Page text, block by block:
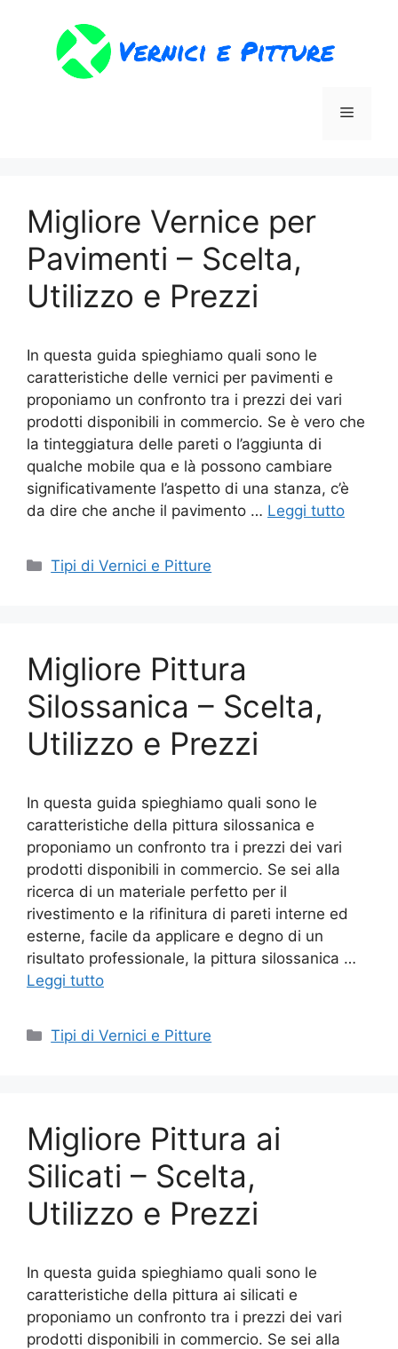
contenuto
Menu
Migliore Vernice per
Pavimenti – Scelta,
Utilizzo e Prezzi
In questa guida spieghiamo quali sono le
caratteristiche delle vernici per pavimenti e
proponiamo un confronto tra i prezzi dei vari
prodotti disponibili in commercio. Se è vero che
la tinteggiatura delle pareti o l’aggiunta di
qualche mobile qua e là possono cambiare
significativamente l’aspetto di una stanza, c’è
da dire che anche il pavimento … Leggi tutto
Categorie
Tipi di Vernici e Pitture
Migliore Pittura
Silossanica – Scelta,
Utilizzo e Prezzi
In questa guida spieghiamo quali sono le
caratteristiche della pittura silossanica e
proponiamo un confronto tra i prezzi dei vari
prodotti disponibili in commercio. Se sei alla
ricerca di un materiale perfetto per il
rivestimento e la rifinitura di pareti interne ed
esterne, facile da applicare e degno di un
risultato professionale, la pittura silossanica …
Leggi tutto
Categorie
Tipi di Vernici e Pitture
Migliore Pittura ai
Silicati – Scelta,
Utilizzo e Prezzi
In questa guida spieghiamo quali sono le
caratteristiche della pittura ai silicati e
proponiamo un confronto tra i prezzi dei vari
prodotti disponibili in commercio. Se sei alla